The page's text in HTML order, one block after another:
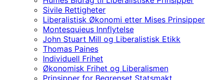
Sivile Rettigheter
Liberalistisk Økonomi etter Mises Prinsipper
Montesquieus Innflytelse
John Stuart Mill og Liberalistisk Etikk
Thomas Paines
Individuell Frihet
Økonomisk Frihet og Liberalismen
Prinsipper for Begrenset Statsmakt